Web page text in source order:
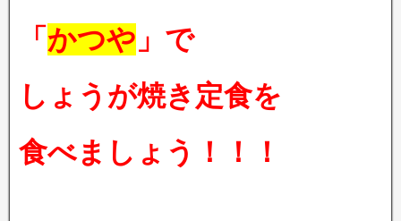
「 かつや 」で
しょうが焼き定食を
食べましょう！！！